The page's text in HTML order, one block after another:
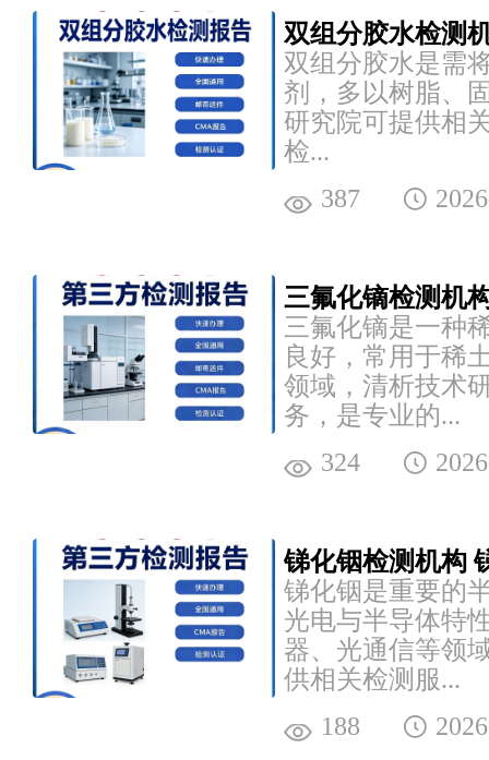
双组分胶水检测
双组分胶水是需
剂，多以树脂、
研究院可提供相
检...
387
三氟化镝检测机
三氟化镝是一种
良好，常用于稀
领域，清析技术
务，是专业的...
324
锑化铟检测机构
锑化铟是重要的
光电与半导体特
器、光通信等领
供相关检测服...
188